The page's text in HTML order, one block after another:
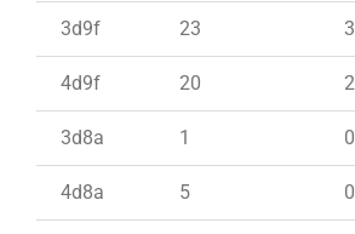
3d9f 23 3
4d9f 20 2
3d8a 1 0
4d8a 5 0